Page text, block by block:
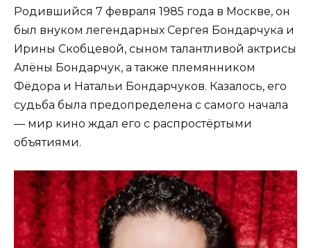
Родившийся 7 февраля 1985 года в Москве, он
был внуком легендарных Сергея Бондарчука и
Ирины Скобцевой, сыном талантливой актрисы
Алёны Бондарчук, а также племянником
Фёдора и Натальи Бондарчуков. Казалось, его
судьба была предопределена с самого начала
— мир кино ждал его с распростёртыми
объятиями.